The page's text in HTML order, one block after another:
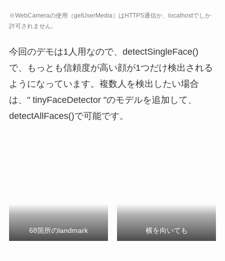
※WebCameraの使用（getUserMedia）はHTTPS通信か、localhostでしか
許可されません。
今回のデモは1人用なので、detectSingleFace()
で、もっとも信頼度が高い顔が1つだけ検出される
ようになっています。複数人を検出したい場合
は、" tinyFaceDetector "のモデルを追加して、
detectAllFaces()で可能です。
68箇所のlandmark 横を向いても